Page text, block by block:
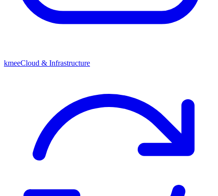
kmeeCloud & Infrastructure